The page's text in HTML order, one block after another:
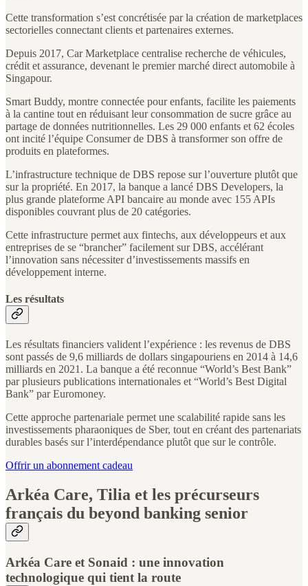
Cette transformation s’est concrétisée par la création de marketplaces
sectorielles connectant clients et partenaires externes.
Depuis 2017, Car Marketplace centralise recherche de véhicules,
crédit et assurance, devenant le premier marché direct automobile à
Singapour.
Smart Buddy, montre connectée pour enfants, facilite les paiements
à la cantine tout en réduisant leur consommation de sucre grâce au
partage de données nutritionnelles. Les 29 000 enfants et 62 écoles
ont incité l’équipe Consumer de DBS à transformer son offre de
produits en plateformes.
L’infrastructure technique de DBS repose sur l’ouverture plutôt que
sur la propriété. En 2017, la banque a lancé DBS Developers, la
plus grande plateforme API bancaire au monde avec 155 APIs
disponibles couvrant plus de 20 catégories.
Cette infrastructure permet aux fintechs, aux développeurs et aux
entreprises de se “brancher” facilement sur DBS, accélérant
l’innovation sans nécessiter d’investissements massifs en
développement interne.
Les résultats
Les résultats financiers valident l’expérience : les revenus de DBS
sont passés de 9,6 milliards de dollars singapouriens en 2014 à 14,6
milliards en 2021. La banque a été reconnue “World’s Best Bank”
par plusieurs publications internationales et “World’s Best Digital
Bank” par Euromoney.
Cette approche partenariale permet une scalabilité rapide sans les
investissements pharaoniques de Sber, tout en créant des partenariats
durables basés sur l’interdépendance plutôt que sur le contrôle.
Offrir un abonnement cadeau
Arkéa Care, Tilia et les précurseurs
français du beyond banking senior
Arkéa Care et Sonaid : une innovation
technologique qui tient la route